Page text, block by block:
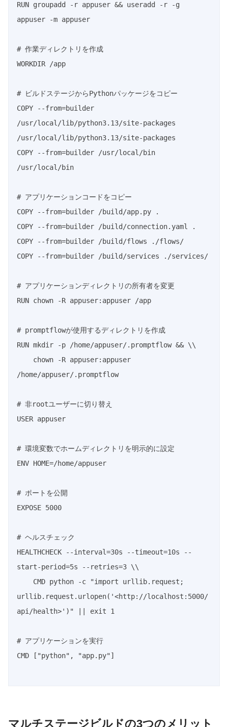
RUN groupadd -r appuser && useradd -r -g
appuser -m appuser
# 作業ディレクトリを作成
WORKDIR /app
# ビルドステージからPythonパッケージをコピー
COPY --from=builder
/usr/local/lib/python3.13/site-packages
/usr/local/lib/python3.13/site-packages
COPY --from=builder /usr/local/bin
/usr/local/bin
# アプリケーションコードをコピー
COPY --from=builder /build/app.py .
COPY --from=builder /build/connection.yaml .
COPY --from=builder /build/flows ./flows/
COPY --from=builder /build/services ./services/
# アプリケーションディレクトリの所有者を変更
RUN chown -R appuser:appuser /app
# promptflowが使用するディレクトリを作成
RUN mkdir -p /home/appuser/.promptflow && \\
/home/appuser/.promptflow
# 非rootユーザーに切り替え
USER appuser
# 環境変数でホームディレクトリを明示的に設定
ENV HOME=/home/appuser
# ポートを公開
EXPOSE 5000
# ヘルスチェック
HEALTHCHECK --interval=30s --timeout=10s --
start-period=5s --retries=3 \\
urllib.request.urlopen('<http://localhost:5000/
api/health>')" || exit 1
# アプリケーションを実行
CMD ["python", "app.py"]
マルチステージビルドの3つのメリット